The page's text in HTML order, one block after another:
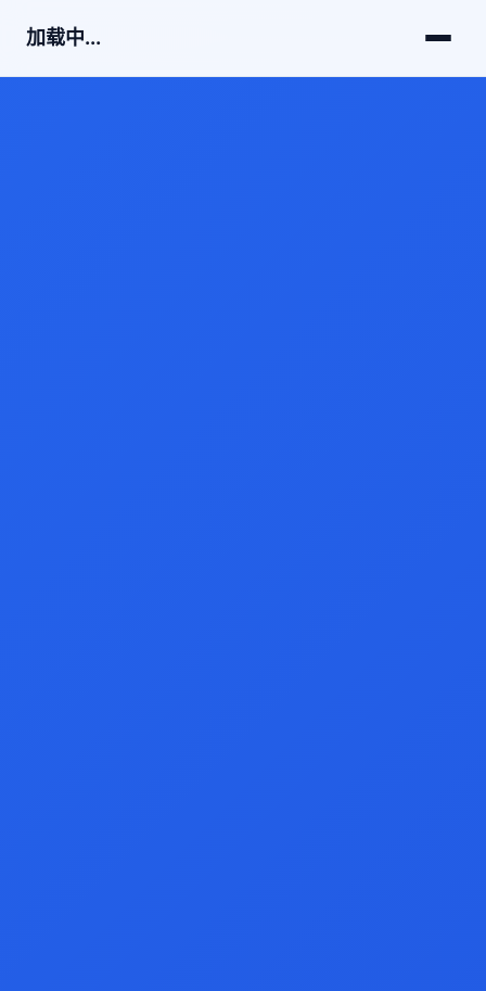
加载中...